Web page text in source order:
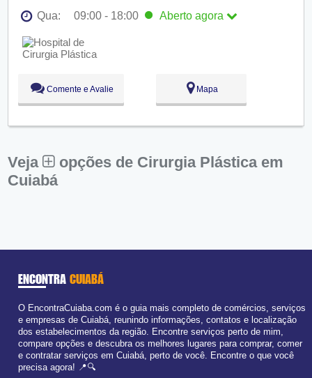
Qua:
09:00 - 18:00 Aberto agora
Seg:
Ter:
09:00 - 18:00
Qua:
09:00 - 18:00
Sex:
09:00 - 18:00
Dom:
Fechado
Comente e Avalie Mapa
Veja
opções de Cirurgia Plástica em
Cuiabá
ENCONTRA CUIABÁ
O EncontraCuiaba.com é o guia mais completo de comércios, serviços
e empresas de Cuiabá, reunindo informações, contatos e localização
dos estabelecimentos da região. Encontre serviços perto de mim,
compare opções e descubra os melhores lugares para comprar, comer
e contratar serviços em Cuiabá, perto de você. Encontre o que você
precisa agora! 📍🔍